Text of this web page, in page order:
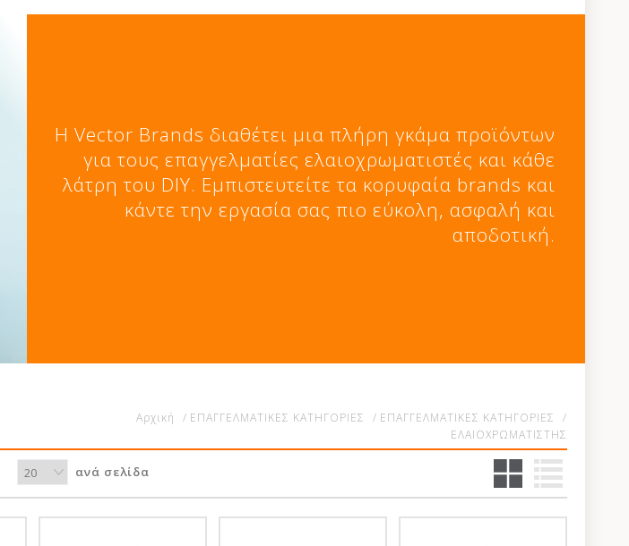
Η Vector Brands διαθέτει μια πλήρη γκάμα προϊόντων
για τους επαγγελματίες ελαιοχρωματιστές και κάθε
λάτρη του DIY. Εμπιστευτείτε τα κορυφαία brands και
κάντε την εργασία σας πιο εύκολη, ασφαλή και
αποδοτική.
Αρχική / ΕΠΑΓΓΕΛΜΑΤΙΚΕΣ ΚΑΤΗΓΟΡΙΕΣ / ΕΠΑΓΓΕΛΜΑΤΙΚΕΣ ΚΑΤΗΓΟΡΙΕΣ
/
ΕΛΑΙΟΧΡΩΜΑΤΙΣΤΗΣ
ανά σελίδα